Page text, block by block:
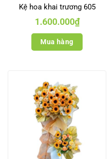
Kệ hoa khai trương 605
1.600.000₫
Mua hàng